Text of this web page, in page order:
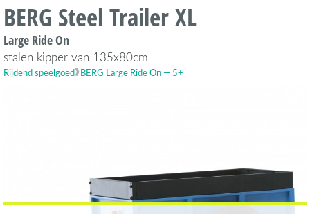
BERG Steel Trailer XL
Large Ride On
stalen kipper van 135x80cm
Rijdend speelgoed BERG Large Ride On — 5+